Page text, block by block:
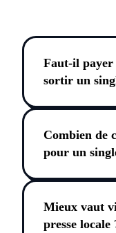
Faut-il payer
sortir un
Combien de
pour un
Mieux vaut
presse locale